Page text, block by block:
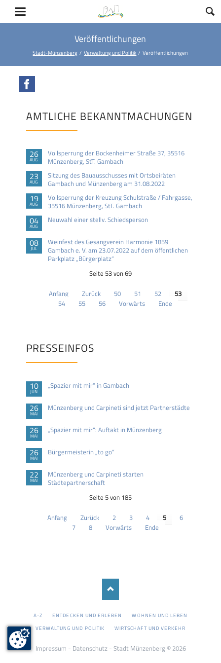
Veröffentlichungen
Stadt-Münzenberg Verwaltung und Politik Veröffentlichungen
AMTLICHE BEKANNTMACHUNGEN
26
AUG
Vollsperrung der Bockenheimer Straße 37, 35516
Münzenberg, StT. Gambach
23
AUG
Sitzung des Bauausschusses mit Ortsbeiräten
Gambach und Münzenberg am 31.08.2022
19
AUG
Vollsperrung der Kreuzung Schulstraße / Fahrgasse,
35516 Münzenberg, StT. Gambach
04
AUG
Neuwahl einer stellv. Schiedsperson
08
JUL
Weinfest des Gesangverein Harmonie 1859
Gambach e. V. am 23.07.2022 auf dem öffentlichen
Parkplatz „Bürgerplatz“
Seite 53 von 69
Anfang Zurück 50 51 52
53
54
55 56 Vorwärts Ende
PRESSEINFOS
10
JUN
„Spazier mit mir“ in Gambach
26
MAI
Münzenberg und Carpineti sind jetzt Partnerstädte
26
MAI
„Spazier mit mir“: Auftakt in Münzenberg
26
MAI
Bürgermeisterin „to go“
22
MAI
Münzenberg und Carpineti starten
Städtepartnerschaft
Seite 5 von 185
Anfang Zurück 2 3 4 5
6
7
8 Vorwärts Ende
NAVIGATION
A-Z ENTDECKEN UND ERLEBEN
WOHNEN UND LEBEN
VERWALTUNG UND POLITIK
WIRTSCHAFT UND VERKEHR
Impressum - Datenschutz- Stadt Münzenberg © 2026